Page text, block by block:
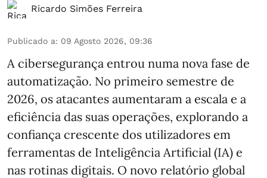
Ricardo Simões Ferreira
Publicado a: 09 Agosto 2026, 09:36
A cibersegurança entrou numa nova fase de
automatização. No primeiro semestre de
2026, os atacantes aumentaram a escala e a
eficiência das suas operações, explorando a
confiança crescente dos utilizadores em
ferramentas de Inteligência Artificial (IA) e
nas rotinas digitais. O novo relatório global